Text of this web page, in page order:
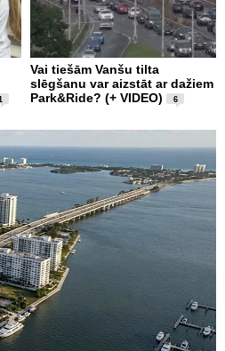
Vai tiešām Vanšu tilta
slēgšanu var aizstāt ar dažiem
Park&Ride? (+ VIDEO)
6